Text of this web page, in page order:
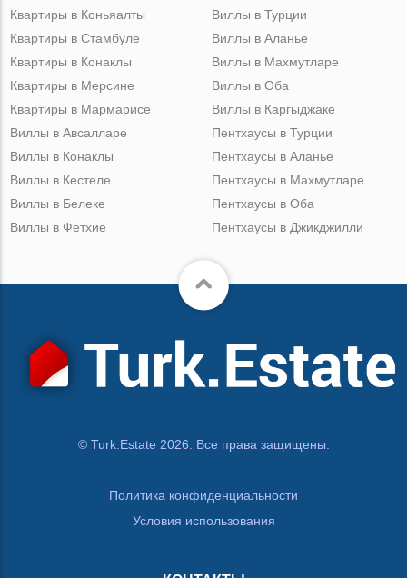
Квартиры в Коньяалты
Квартиры в Стамбуле
Квартиры в Конаклы
Квартиры в Мерсине
Квартиры в Мармарисе
Виллы в Турции
Виллы в Аланье
Виллы в Махмутларе
Виллы в Оба
Виллы в Каргыджаке
Виллы в Авсалларе
Виллы в Конаклы
Виллы в Кестеле
Виллы в Белеке
Виллы в Фетхие
Пентхаусы в Турции
Пентхаусы в Аланье
Пентхаусы в Махмутларе
Пентхаусы в Оба
Пентхаусы в Джикджилли
© Turk.Estate 2026. Все права защищены.
Политика конфиденциальности
Условия использования